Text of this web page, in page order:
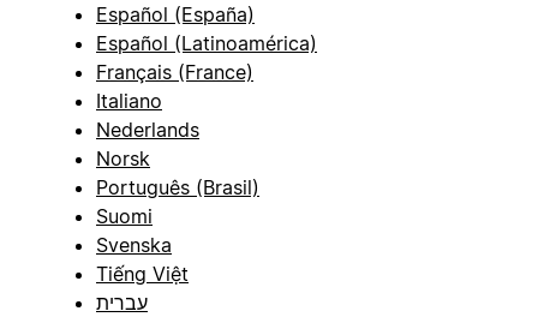
Español (España)
Español (Latinoamérica)
Français (France)
Italiano
Nederlands
Norsk
Português (Brasil)
Suomi
Svenska
Tiếng Việt
עברית